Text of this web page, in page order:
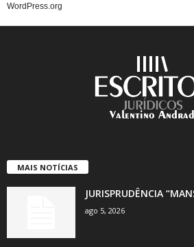
WordPress.org
MAIS NOTÍCIAS
JURISPRUDÊNCIA
ago 5, 2026